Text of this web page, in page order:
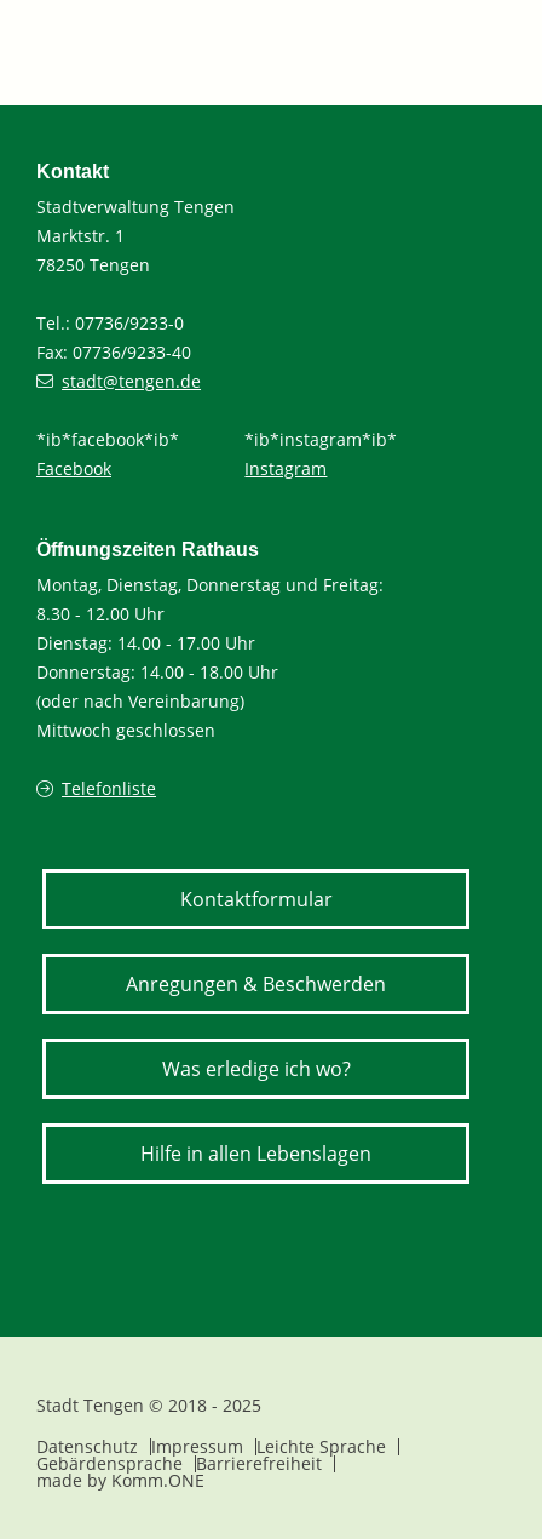
Kontakt
Stadtverwaltung Tengen
Marktstr. 1
78250 Tengen
Tel.: 07736/9233-0
Fax: 07736/9233-40
stadt@tengen.de
*ib*facebook*ib*
Facebook
*ib*instagram*ib*
Instagram
Öffnungszeiten Rathaus
Montag, Dienstag, Donnerstag und Freitag:
8.30 - 12.00 Uhr
Dienstag: 14.00 - 17.00 Uhr
Donnerstag: 14.00 - 18.00 Uhr
(oder nach Vereinbarung)
Mittwoch geschlossen
Telefonliste
Kontaktformular
Anregungen & Beschwerden
Was erledige ich wo?
Hilfe in allen Lebenslagen
Stadt Tengen © 2018 - 2025
Datenschutz
Impressum Leichte Sprache
Gebärdensprache Barrierefreiheit
made by Komm.ONE